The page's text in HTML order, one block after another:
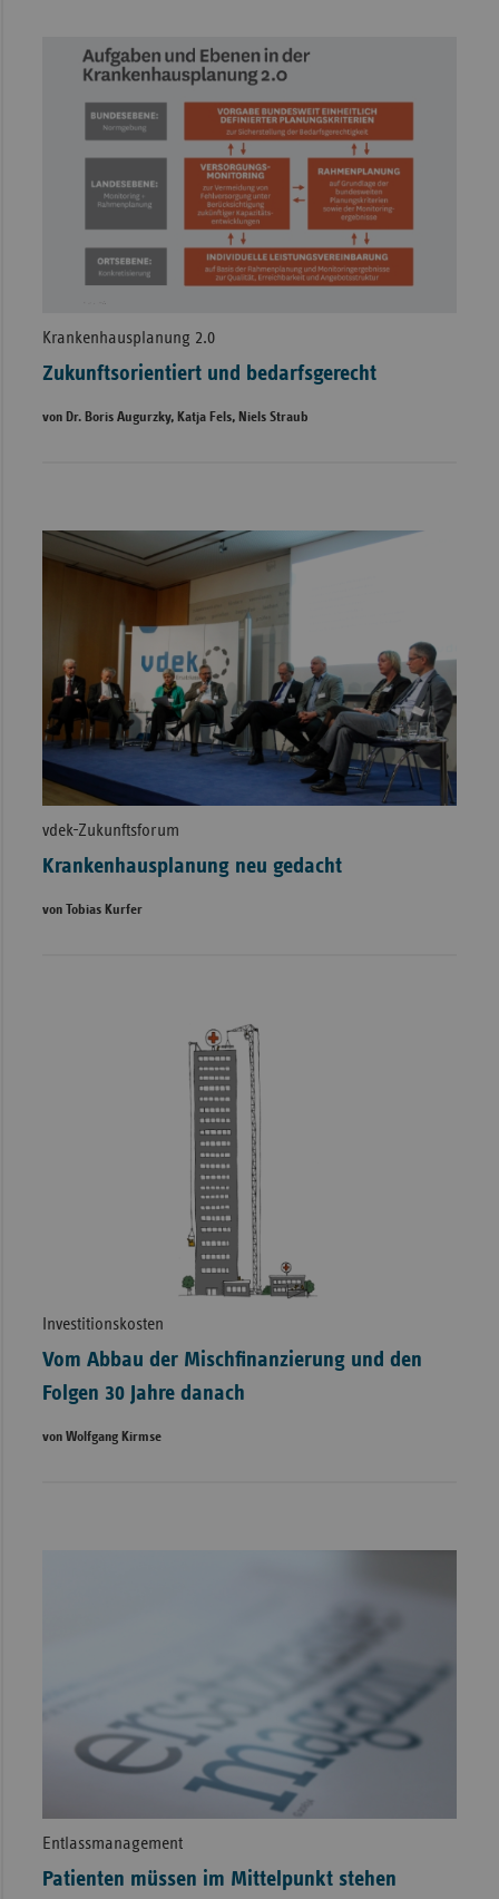
Krankenhausplanung 2.0
Zukunftsorientiert und bedarfsgerecht
von Dr. Boris Augurzky, Katja Fels, Niels Straub
vdek-Zukunftsforum
Krankenhausplanung neu gedacht
von Tobias Kurfer
Investitionskosten
Vom Abbau der Mischfinanzierung und den
Folgen 30 Jahre danach
von Wolfgang Kirmse
Entlassmanagement
Patienten müssen im Mittelpunkt stehen